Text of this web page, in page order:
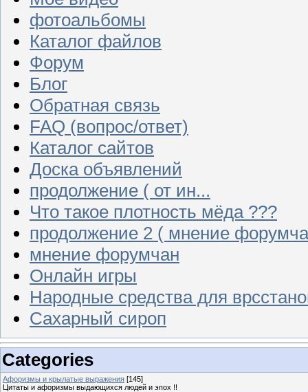
фотоальбомы
Каталог файлов
Форум
Блог
Обратная связь
FAQ (вопрос/ответ)
Каталог сайтов
Доска объявлений
продолжение ( от ин...
Что такое плотность мёда ???
продолжение 2 ( мнение
мнение форумчан
Онлайн игры
Народные средства для
Сахарный сироп
Categories
Афоризмы и крылатые выражения [145]
Цитаты и афоризмы выдающихся людей и эпох !!